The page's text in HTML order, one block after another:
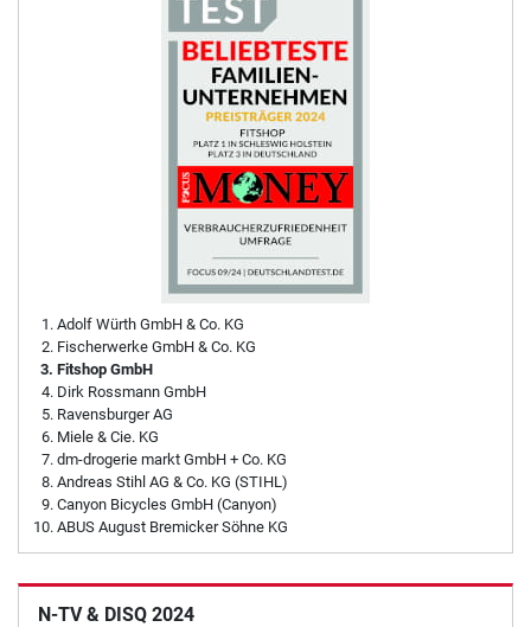
Adolf Würth GmbH & Co. KG
Fischerwerke GmbH & Co. KG
Fitshop GmbH
Dirk Rossmann GmbH
Ravensburger AG
Miele & Cie. KG
dm-drogerie markt GmbH + Co. KG
Andreas Stihl AG & Co. KG (STIHL)
Canyon Bicycles GmbH (Canyon)
ABUS August Bremicker Söhne KG
N-TV & DISQ 2024